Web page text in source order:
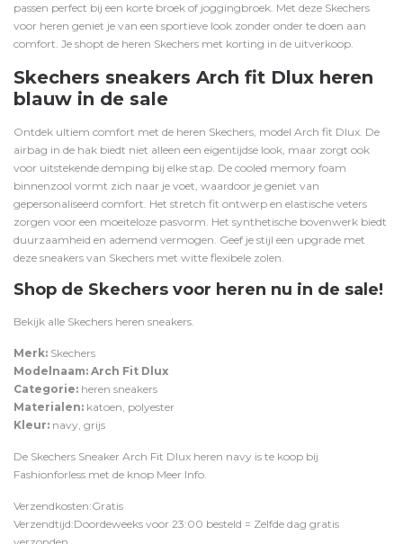
passen perfect bij een korte broek of joggingbroek. Met deze Skechers
voor heren geniet je van een sportieve look zonder onder te doen aan
comfort. Je shopt de heren Skechers met korting in de uitverkoop.
Skechers sneakers Arch fit Dlux heren
blauw in de sale
Ontdek ultiem comfort met de heren Skechers, model Arch fit Dlux. De
airbag in de hak biedt niet alleen een eigentijdse look, maar zorgt ook
voor uitstekende demping bij elke stap. De cooled memory foam
binnenzool vormt zich naar je voet, waardoor je geniet van
gepersonaliseerd comfort. Het stretch fit ontwerp en elastische veters
zorgen voor een moeiteloze pasvorm. Het synthetische bovenwerk biedt
duurzaamheid en ademend vermogen. Geef je stijl een upgrade met
deze sneakers van Skechers met witte flexibele zolen.
Shop de Skechers voor heren nu in de sale!
Bekijk alle Skechers heren sneakers.
Merk: Skechers
Modelnaam: Arch Fit Dlux
Categorie: heren sneakers
Materialen: katoen, polyester
Kleur: navy, grijs
De Skechers Sneaker Arch Fit Dlux heren navy is te koop bij
Fashionforless met de knop Meer Info.
Verzendkosten:Gratis
Verzendtijd:Doordeweeks voor 23:00 besteld = Zelfde dag gratis